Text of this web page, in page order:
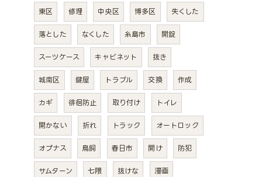
東区 修理 中央区 博多区 失くした
落とした なくした 糸島市 開錠
スーツケース キャビネット 抜き
城南区 鍵屋 トラブル 交換 作成
カギ 徘徊防止 取り付け トイレ
開かない 折れ トラック オートロック
オプナス 鳥飼 春日市 開け 防犯
サムターン 七隈 抜けな 漫画